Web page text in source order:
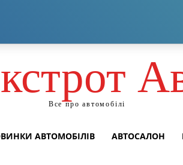
Все про автомобілі
АВТОМОБІЛІВ АВТОСАЛОН